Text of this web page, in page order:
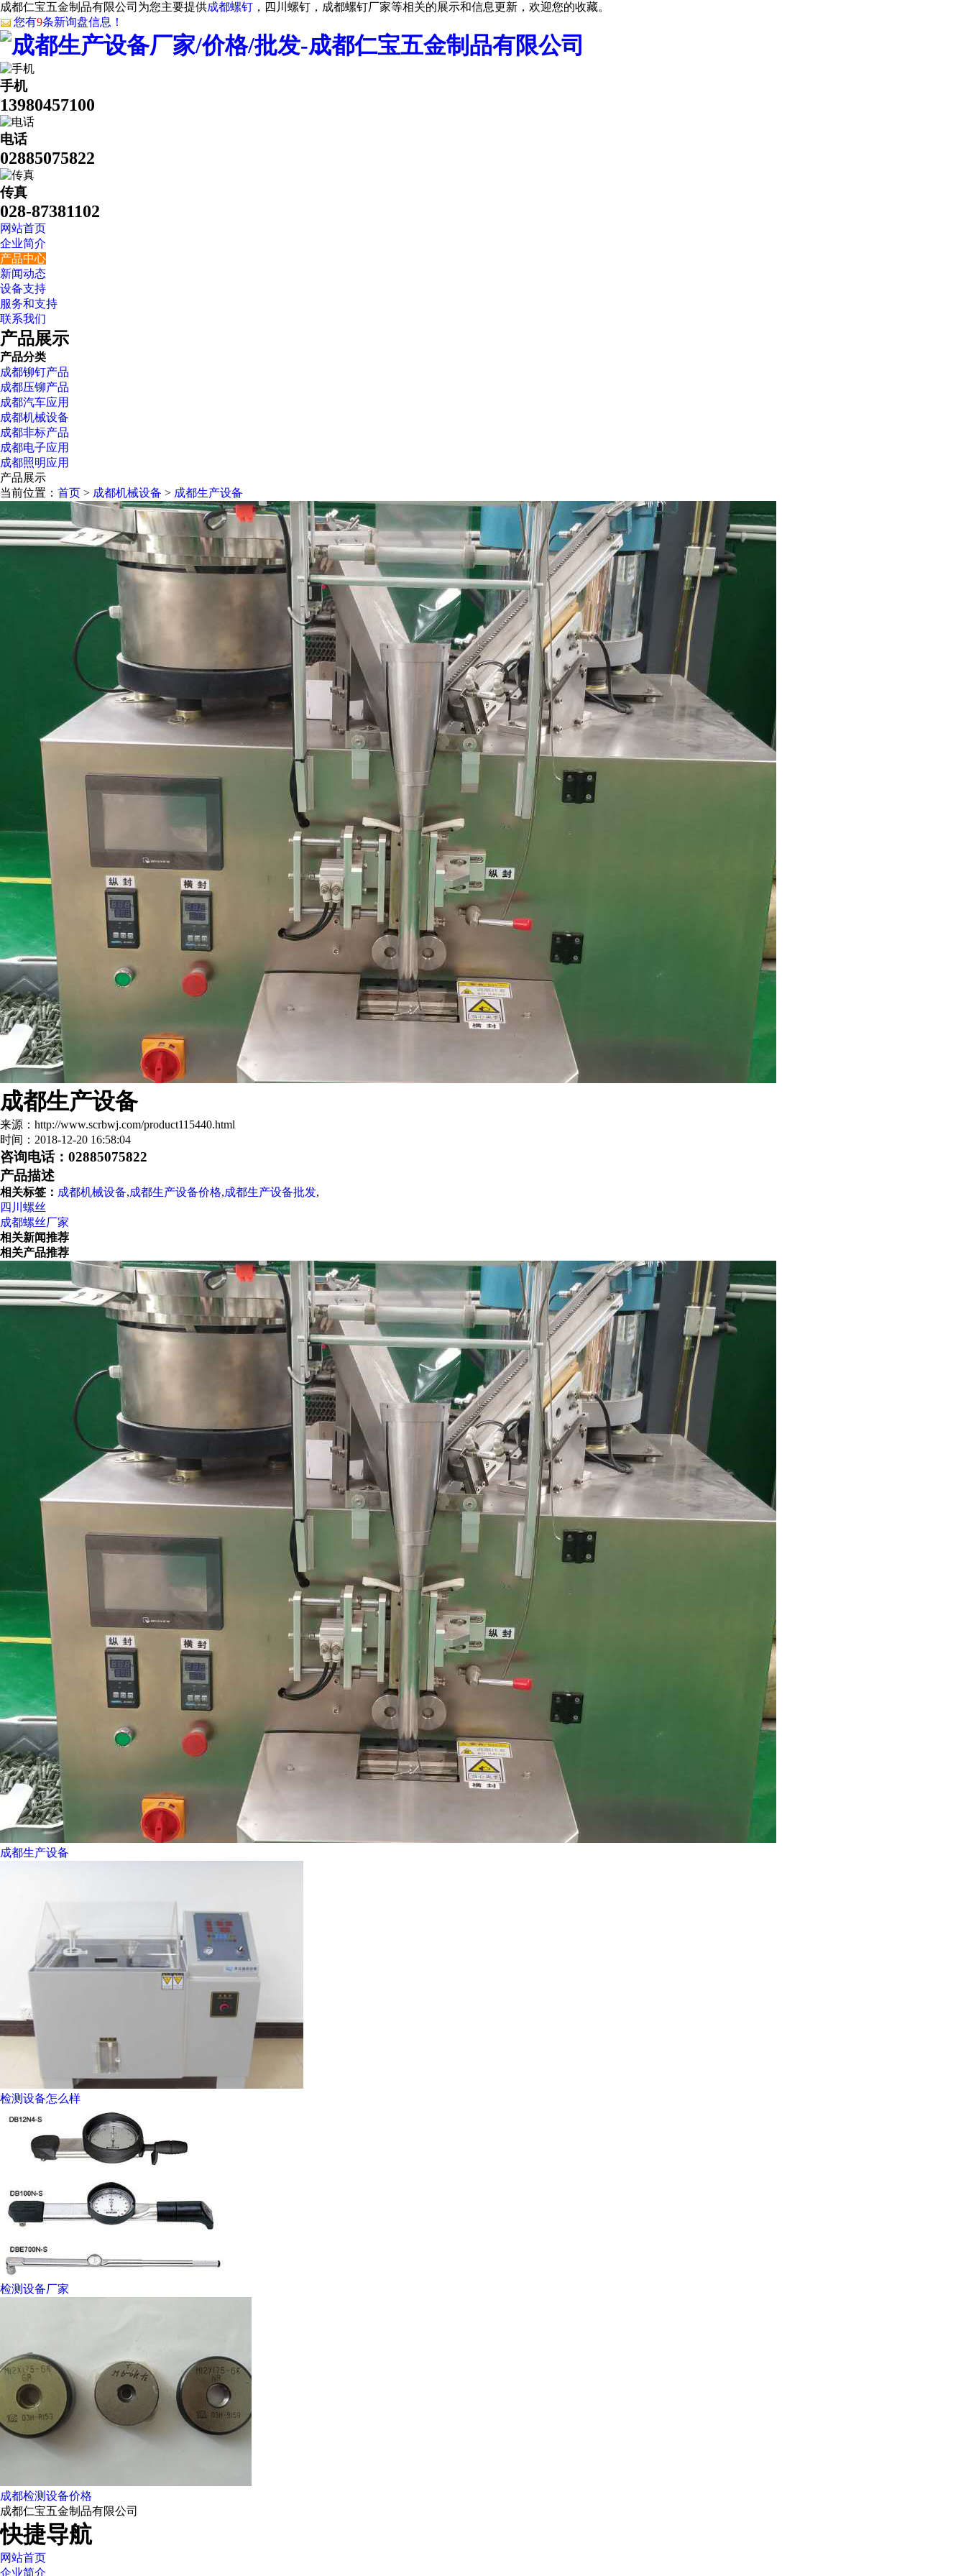
成都仁宝五金制品有限公司为您主要提供成都螺钉 ，四川螺钉，成都螺钉厂家等相关的展示和信息更新，欢迎您的收藏。
您有9条新询盘信息！
手机
13980457100
电话
02885075822
传真
028-87381102
网站首页
企业简介
产品中心
新闻动态
设备支持
服务和支持
联系我们
产品展示
产品分类
成都铆钉产品
成都压铆产品
成都汽车应用
成都机械设备
成都非标产品
成都电子应用
成都照明应用
产品展示
当前位置： 首页 > 成都机械设备 > 成都生产设备
成都生产设备
来源：http://www.scrbwj.com/product115440.html
时间：2018-12-20 16:58:04
咨询电话：02885075822
产品描述
相关标签： 成都机械设备,成都生产设备价格,成都生产设备批发,
四川螺丝
成都螺丝厂家
相关新闻推荐
相关产品推荐
成都生产设备
检测设备怎么样
检测设备厂家
成都检测设备价格
成都仁宝五金制品有限公司
快捷导航
网站首页
企业简介